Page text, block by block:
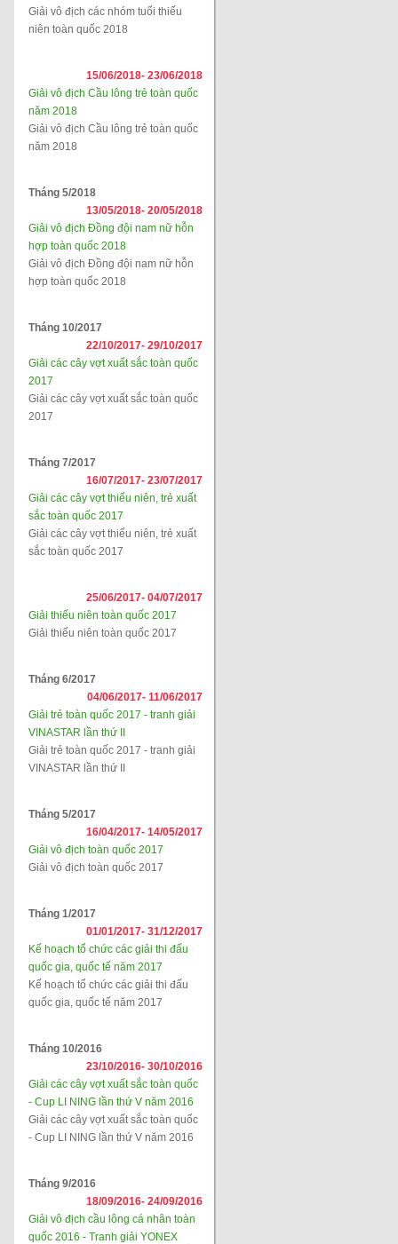
Giải vô địch các nhóm tuổi thiếu
niên toàn quốc 2018
15/06/2018- 23/06/2018
Giải vô địch Cầu lông trẻ toàn quốc
năm 2018
Giải vô địch Cầu lông trẻ toàn quốc
năm 2018
Tháng 5/2018
13/05/2018- 20/05/2018
Giải vô địch Đồng đội nam nữ hỗn
hợp toàn quốc 2018
Giải vô địch Đồng đội nam nữ hỗn
hợp toàn quốc 2018
Tháng 10/2017
22/10/2017- 29/10/2017
Giải các cây vợt xuất sắc toàn quốc
2017
Giải các cây vợt xuất sắc toàn quốc
2017
Tháng 7/2017
16/07/2017- 23/07/2017
Giải các cây vợt thiếu niên, trẻ xuất
sắc toàn quốc 2017
Giải các cây vợt thiếu niên, trẻ xuất
sắc toàn quốc 2017
25/06/2017- 04/07/2017
Giải thiếu niên toàn quốc 2017
Giải thiếu niên toàn quốc 2017
Tháng 6/2017
04/06/2017- 11/06/2017
Giải trẻ toàn quốc 2017 - tranh giải
VINASTAR lần thứ II
Giải trẻ toàn quốc 2017 - tranh giải
VINASTAR lần thứ II
Tháng 5/2017
16/04/2017- 14/05/2017
Giải vô địch toàn quốc 2017
Giải vô địch toàn quốc 2017
Tháng 1/2017
01/01/2017- 31/12/2017
Kế hoạch tổ chức các giải thi đấu
quốc gia, quốc tế năm 2017
Kế hoạch tổ chức các giải thi đấu
quốc gia, quốc tế năm 2017
Tháng 10/2016
23/10/2016- 30/10/2016
Giải các cây vợt xuất sắc toàn quốc
- Cup LI NING lần thứ V năm 2016
Giải các cây vợt xuất sắc toàn quốc
- Cup LI NING lần thứ V năm 2016
Tháng 9/2016
18/09/2016- 24/09/2016
Giải vô địch cầu lông cá nhân toàn
quốc 2016 - Tranh giải YONEX